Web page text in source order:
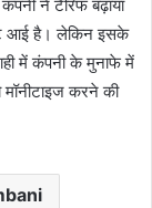
ने टैरिफ बढ़ाया
आई है। लेकिन इसके
में कंपनी के मुनाफे में
करने की